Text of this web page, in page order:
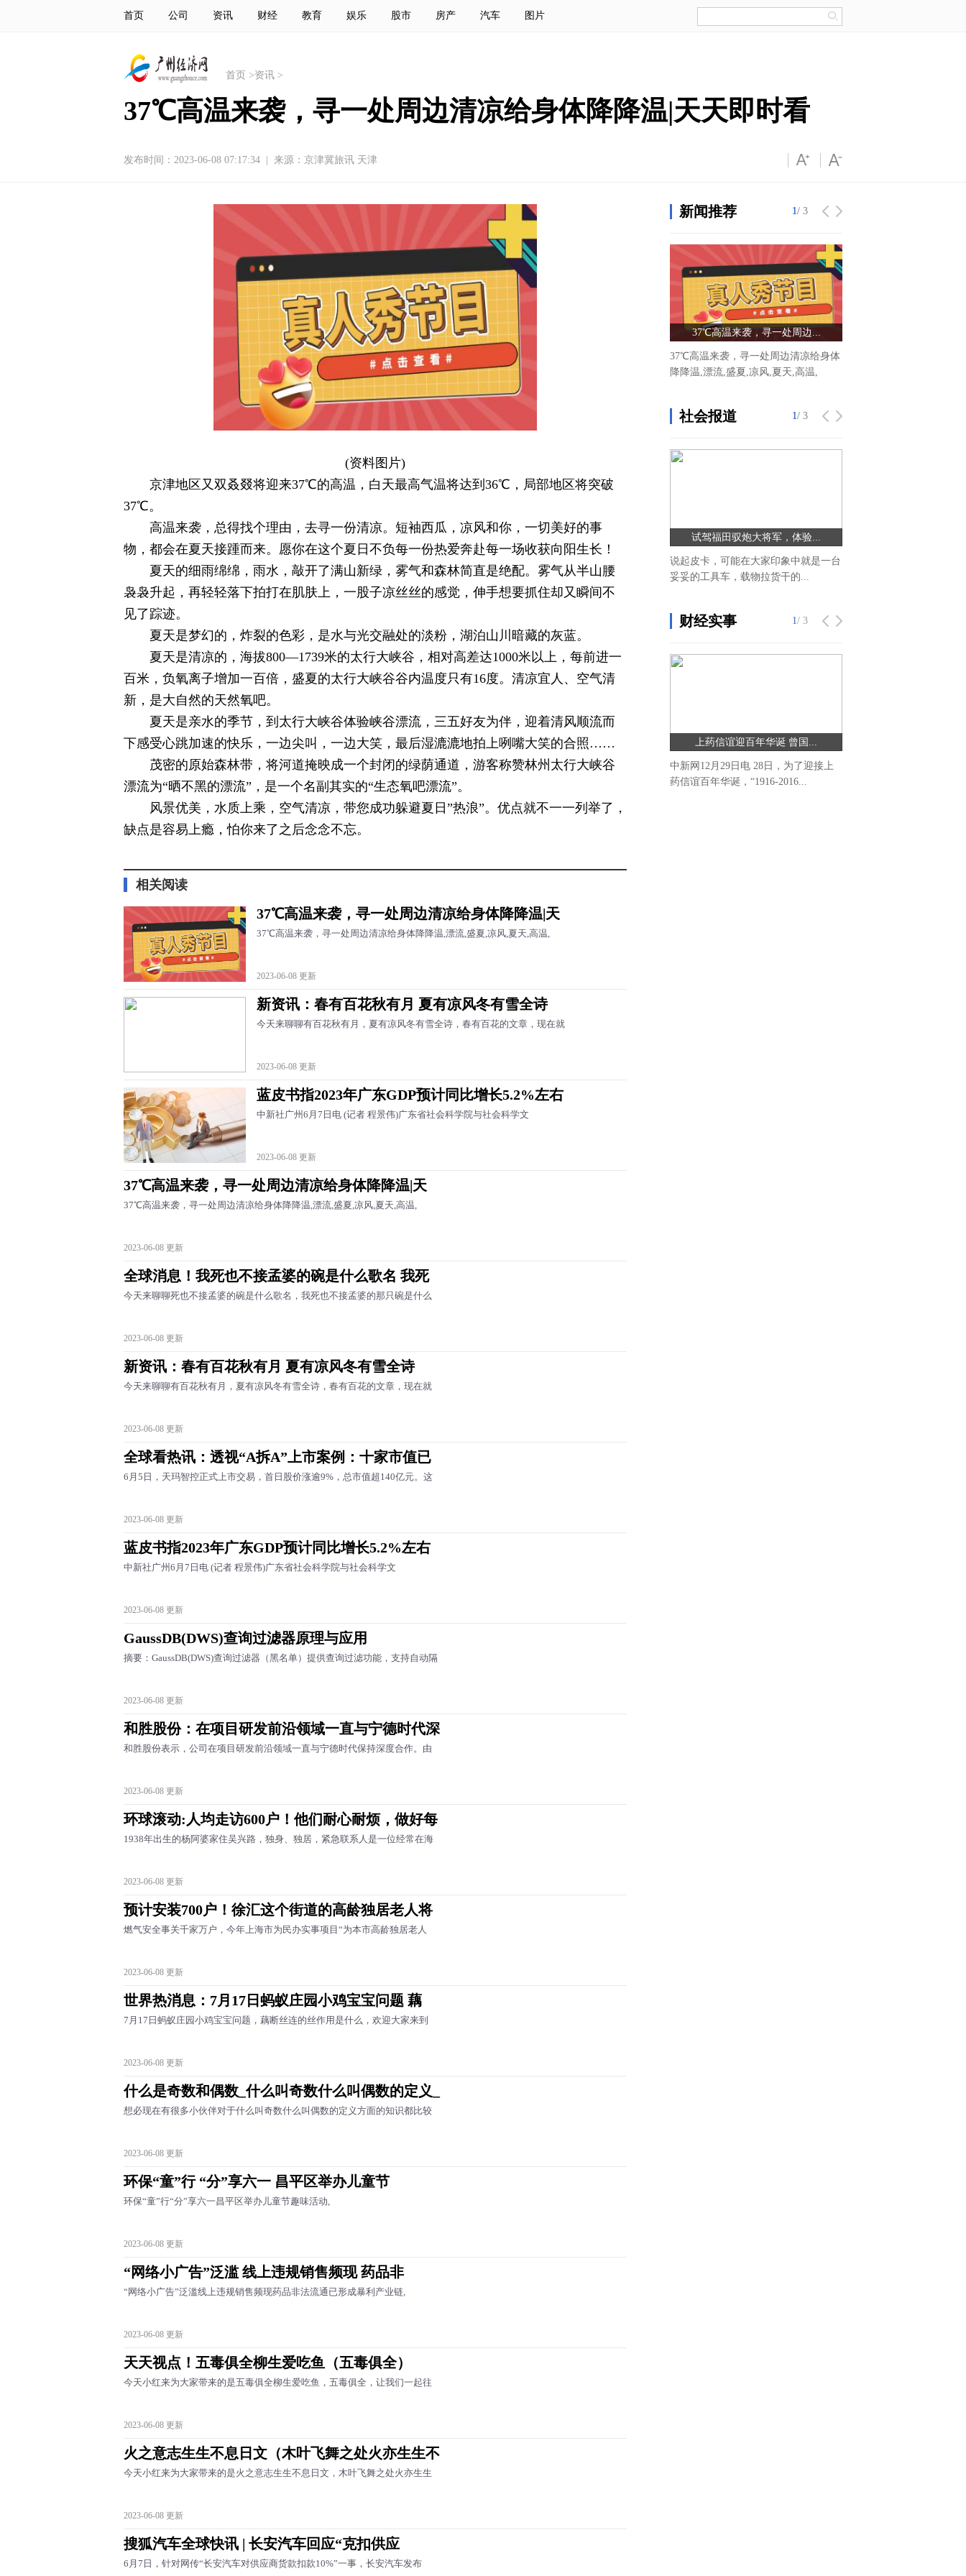
首页 公司 资讯 财经 教育 娱乐 股市 房产 汽车 图片
首页 >资讯 >
37℃高温来袭，寻一处周边清凉给身体降降温|天天即时看
发布时间：2023-06-08 07:17:34 来源：京津冀旅讯 天津
(资料图片)
京津地区又双叒叕将迎来37℃的高温，白天最高气温将达到36℃，局部地区将突破
37℃。
高温来袭，总得找个理由，去寻一份清凉。短袖西瓜，凉风和你，一切美好的事
物，都会在夏天接踵而来。愿你在这个夏日不负每一份热爱奔赴每一场收获向阳生长！
夏天的细雨绵绵，雨水，敲开了满山新绿，雾气和森林简直是绝配。雾气从半山腰
袅袅升起，再轻轻落下拍打在肌肤上，一股子凉丝丝的感觉，伸手想要抓住却又瞬间不
见了踪迹。
夏天是梦幻的，炸裂的色彩，是水与光交融处的淡粉，湖泊山川暗藏的灰蓝。
夏天是清凉的，海拔800—1739米的太行大峡谷，相对高差达1000米以上，每前进一
百米，负氧离子增加一百倍，盛夏的太行大峡谷谷内温度只有16度。清凉宜人、空气清
新，是大自然的天然氧吧。
夏天是亲水的季节，到太行大峡谷体验峡谷漂流，三五好友为伴，迎着清风顺流而
下感受心跳加速的快乐，一边尖叫，一边大笑，最后湿漉漉地拍上咧嘴大笑的合照……
茂密的原始森林带，将河道掩映成一个封闭的绿荫通道，游客称赞林州太行大峡谷
漂流为“晒不黑的漂流”，是一个名副其实的“生态氧吧漂流”。
风景优美，水质上乘，空气清凉，带您成功躲避夏日”热浪”。优点就不一一列举了，
缺点是容易上瘾，怕你来了之后念念不忘。
相关阅读
37℃高温来袭，寻一处周边清凉给身体降降温|天
37℃高温来袭，寻一处周边清凉给身体降降温,漂流,盛夏,凉风,夏天,高温,
2023-06-08 更新
新资讯：春有百花秋有月 夏有凉风冬有雪全诗
今天来聊聊有百花秋有月，夏有凉风冬有雪全诗，春有百花的文章，现在就
2023-06-08 更新
蓝皮书指2023年广东GDP预计同比增长5.2%左右
中新社广州6月7日电 (记者 程景伟)广东省社会科学院与社会科学文
2023-06-08 更新
37℃高温来袭，寻一处周边清凉给身体降降温|天
37℃高温来袭，寻一处周边清凉给身体降降温,漂流,盛夏,凉风,夏天,高温,
2023-06-08 更新
全球消息！我死也不接孟婆的碗是什么歌名 我死
今天来聊聊死也不接孟婆的碗是什么歌名，我死也不接孟婆的那只碗是什么
2023-06-08 更新
新资讯：春有百花秋有月 夏有凉风冬有雪全诗
今天来聊聊有百花秋有月，夏有凉风冬有雪全诗，春有百花的文章，现在就
2023-06-08 更新
全球看热讯：透视“A拆A”上市案例：十家市值已
6月5日，天玛智控正式上市交易，首日股价涨逾9%，总市值超140亿元。这
2023-06-08 更新
蓝皮书指2023年广东GDP预计同比增长5.2%左右
中新社广州6月7日电 (记者 程景伟)广东省社会科学院与社会科学文
2023-06-08 更新
GaussDB(DWS)查询过滤器原理与应用
摘要：GaussDB(DWS)查询过滤器（黑名单）提供查询过滤功能，支持自动隔
2023-06-08 更新
和胜股份：在项目研发前沿领域一直与宁德时代深
和胜股份表示，公司在项目研发前沿领域一直与宁德时代保持深度合作。由
2023-06-08 更新
环球滚动:人均走访600户！他们耐心耐烦，做好每
1938年出生的杨阿婆家住吴兴路，独身、独居，紧急联系人是一位经常在海
2023-06-08 更新
预计安装700户！徐汇这个街道的高龄独居老人将
燃气安全事关千家万户，今年上海市为民办实事项目“为本市高龄独居老人
2023-06-08 更新
世界热消息：7月17日蚂蚁庄园小鸡宝宝问题 藕
7月17日蚂蚁庄园小鸡宝宝问题，藕断丝连的丝作用是什么，欢迎大家来到
2023-06-08 更新
什么是奇数和偶数_什么叫奇数什么叫偶数的定义_
想必现在有很多小伙伴对于什么叫奇数什么叫偶数的定义方面的知识都比较
2023-06-08 更新
环保“童”行 “分”享六一 昌平区举办儿童节
环保“童”行“分”享六一昌平区举办儿童节趣味活动,
2023-06-08 更新
“网络小广告”泛滥 线上违规销售频现 药品非
“网络小广告”泛滥线上违规销售频现药品非法流通已形成暴利产业链,
2023-06-08 更新
天天视点！五毒俱全柳生爱吃鱼（五毒俱全）
今天小红来为大家带来的是五毒俱全柳生爱吃鱼，五毒俱全，让我们一起往
2023-06-08 更新
火之意志生生不息日文（木叶飞舞之处火亦生生不
今天小红来为大家带来的是火之意志生生不息日文，木叶飞舞之处火亦生生
2023-06-08 更新
搜狐汽车全球快讯 | 长安汽车回应“克扣供应
6月7日，针对网传“长安汽车对供应商货款扣款10%”一事，长安汽车发布
新闻推荐
37℃高温来袭，寻一处周边...
37℃高温来袭，寻一处周边清凉给身体
降降温,漂流,盛夏,凉风,夏天,高温,
1/ 3
1/ 3
社会报道
试驾福田驭炮大将军，体验...
说起皮卡，可能在大家印象中就是一台
妥妥的工具车，载物拉货干的...
1/ 3
1/ 3
财经实事
上药信谊迎百年华诞 曾国...
中新网12月29日电 28日，为了迎接上
药信谊百年华诞，“1916-2016...
1/ 3